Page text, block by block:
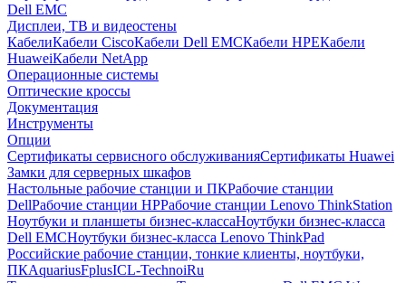
Dell EMC
Дисплеи, ТВ и видеостены
КабелиКабели CiscoКабели Dell EMCКабели HPEКабели
HuaweiКабели NetApp
Операционные системы
Оптические кроссы
Документация
Инструменты
Опции
Сертификаты сервисного обслуживанияСертификаты Huawei
Замки для серверных шкафов
Настольные рабочие станции и ПКРабочие станции
DellРабочие станции HPРабочие станции Lenovo ThinkStation
Ноутбуки и планшеты бизнес-классаНоутбуки бизнес-класса
Dell EMCНоутбуки бизнес-класса Lenovo ThinkPad
Российские рабочие станции, тонкие клиенты, ноутбуки,
ПКAquariusFplusICL-TechnoiRu